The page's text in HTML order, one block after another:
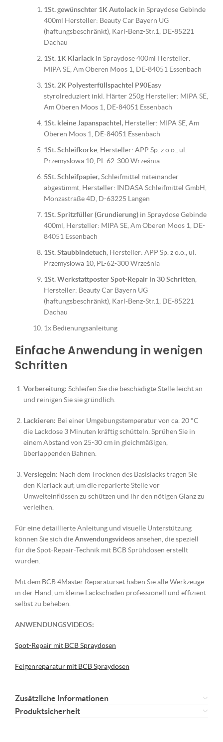
1St. gewünschter 1K Autolack in Spraydose Gebinde
400ml Hersteller: Beauty Car Bayern UG
(haftungsbeschränkt), Karl-Benz-Str.1, DE-85221
Dachau
1St. 1K Klarlack in Spraydose 400ml Hersteller:
MIPA SE, Am Oberen Moos 1, DE-84051 Essenbach
1St. 2K Polyesterfüllspachtel P90Easy
styrolreduziert inkl. Härter 250g Hersteller: MIPA SE,
Am Oberen Moos 1, DE-84051 Essenbach
1St. kleine Japanspachtel, Hersteller: MIPA SE, Am
Oberen Moos 1, DE-84051 Essenbach
1St. Schleifkorke , Hersteller: APP Sp. z o.o., ul.
Przemysłowa 10, PL-62-300 Września
5St. Schleifpapier,Schleifmittel miteinander
abgestimmt, Hersteller: INDASA Schleifmittel GmbH,
Monzastraße 4D, D-63225 Langen
1St. Spritzfüller (Grundierung) in Spraydose Gebinde
400ml, Hersteller: MIPA SE, Am Oberen Moos 1, DE-
84051 Essenbach
1St. Staubbindetuch , Hersteller: APP Sp. z o.o., ul.
Przemysłowa 10, PL-62-300 Września
1St. Werkstattposter Spot-Repair in 30 Schritten
Hersteller: Beauty Car Bayern UG
(haftungsbeschränkt), Karl-Benz-Str.1, DE-85221
Dachau
1x Bedienungsanleitung
Einfache Anwendung in wenigen
Schritten
Vorbereitung: Schleifen Sie die beschädigte Stelle leicht an
und reinigen Sie sie gründlich.
Lackieren: Bei einer Umgebungstemperatur von ca. 20 °C
die Lackdose 3 Minuten kräftig schütteln. Sprühen Sie in
einem Abstand von 25-30 cm in gleichmäßigen,
überlappenden Bahnen.
Versiegeln: Nach dem Trocknen des Basislacks tragen Sie
den Klarlack auf, um die reparierte Stelle vor
Umwelteinflüssen zu schützen und ihr den nötigen Glanz zu
verleihen.
Für eine detaillierte Anleitung und visuelle Unterstützung
können Sie sich dieAnwendungsvideosansehen, die speziell
für die Spot-Repair-Technik mit BCB Sprühdosen erstellt
wurden.
Mit dem BCB 4Master Reparaturset haben Sie alle Werkzeuge
in der Hand, um kleine Lackschäden professionell und effizient
selbst zu beheben.
ANWENDUNGSVIDEOS:
Spot-Repair mit BCB Spraydosen
Felgenreparatur mit BCB Spraydosen
Zusätzliche Informationen
Produktsicherheit